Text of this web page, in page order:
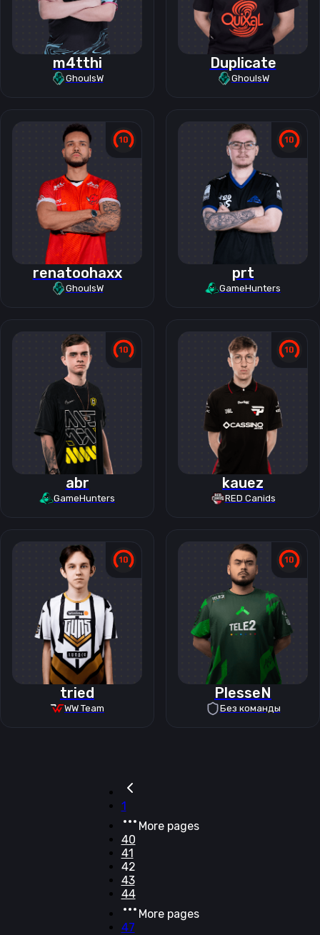
m4tthi
GhoulsW
Duplicate
GhoulsW
renatoohaxx
GhoulsW
prt
GameHunters
abr
GameHunters
kauez
RED Canids
tried
WW Team
PlesseN
Без команды
1
More pages
40
41
42
43
44
More pages
47